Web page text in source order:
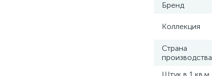
Бренд
Коллекция
Страна
производства